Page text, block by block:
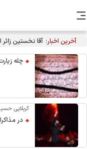
آخرین اخبار: آقا نخستین زائر
چله زیارت عاشورا
کربلایی
در